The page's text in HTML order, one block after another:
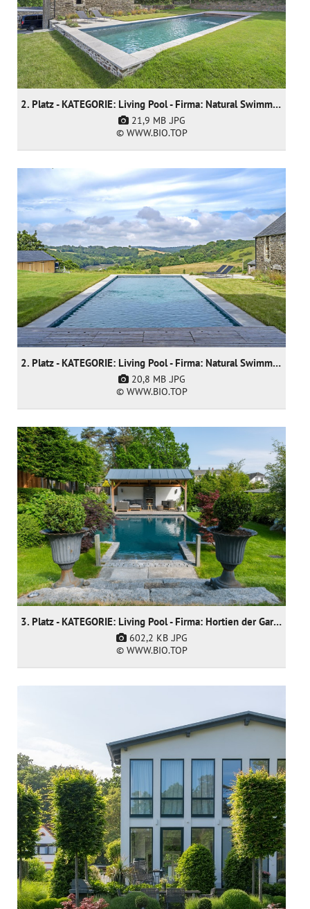
2. Platz - KATEGORIE: Living Pool - Firma: Natural Swimming Pools Ltd
21,9 MB .JPG
© WWW.BIO.TOP
2. Platz - KATEGORIE: Living Pool - Firma: Natural Swimming Pools Ltd
20,8 MB .JPG
© WWW.BIO.TOP
3. Platz - KATEGORIE: Living Pool - Firma: Hortien der Gartendoktor
602,2 KB .JPG
© WWW.BIO.TOP